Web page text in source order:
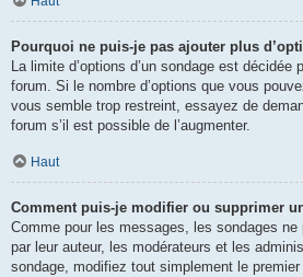
Pourquoi ne puis-je pas ajouter plus
La limite d’options d’un sondage est décidée
forum. Si le nombre d’options que vous
vous semble trop restreint, essayez de
forum s’il est possible de l’augmenter.
Haut
Comment puis-je modifier ou supprimer
Comme pour les messages, les sondages
par leur auteur, les modérateurs et les
sondage, modifiez tout simplement le